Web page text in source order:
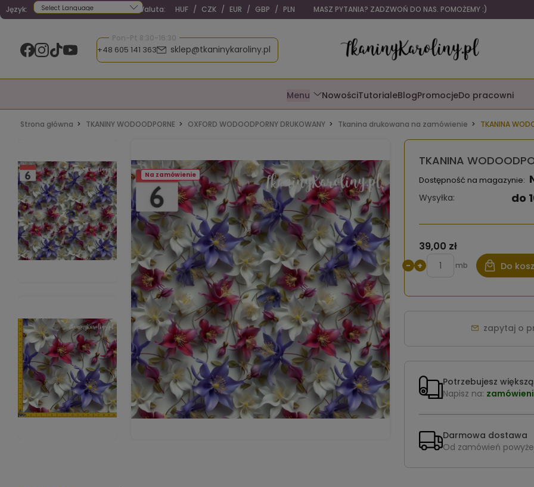
Język:
Powered by
Waluta: HUF / CZK / EUR / GBP / PLN MASZ PYTANIA? ZADZWOŃ DO NAS. POMOŻEMY :)
Pon-Pt 8:30-16:30
+48 605 141 363 sklep@tkaninykaroliny.pl
Menu NowościTutorialeBlogPromocjeDo pracowni
Strona główna TKANINY WODOODPORNE OXFORD WODOODPORNY DRUKOWANY Tkanina drukowana na zamówienie TKANINA
Na zamówienie
TKANINA
Dostępność na magazynie:
Wysyłka: do
39,00 zł
− + mb Do
zapytaj o
Potrzebujesz
Napisz na:
Darmowa dostawa
Od zamówień